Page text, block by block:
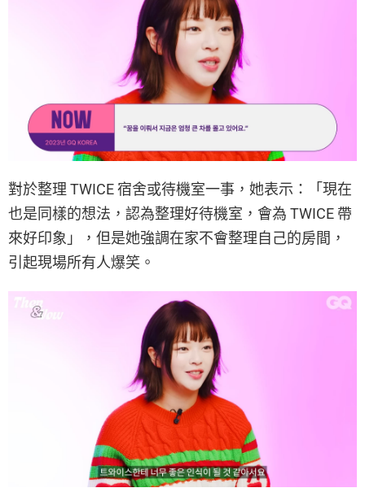
對於整理 TWICE 宿舍或待機室一事，她表示：「現在
也是同樣的想法，認為整理好待機室，會為 TWICE 帶
來好印象」，但是她強調在家不會整理自己的房間，
引起現場所有人爆笑。